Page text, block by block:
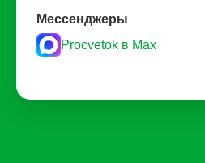
Мессенджеры
Procvetok в Max